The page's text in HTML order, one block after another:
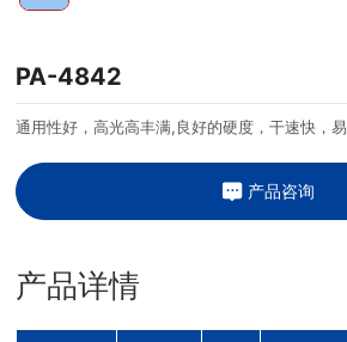
PA-4842
通用性好，高光高丰满,良好的硬度，干速快，易
产品咨询
产品详情